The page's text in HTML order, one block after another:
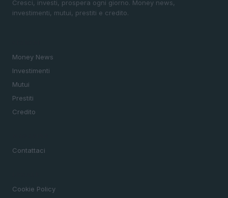
Cresci, investi, prospera ogni giorno. Money news,
investimenti, mutui, prestiti e credito.
Money News
Investimenti
Mutui
Prestiti
Credito
Contattaci
Cookie Policy